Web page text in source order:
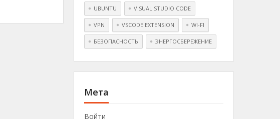
UBUNTU VISUAL STUDIO CODE
VPN VSCODE EXTENSION WI-FI
БЕЗОПАСНОСТЬ ЭНЕРГОСБЕРЕЖЕНИЕ
Мета
Войти